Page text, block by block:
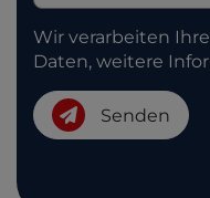
Wir verarbeiten
Daten, weitere
Senden